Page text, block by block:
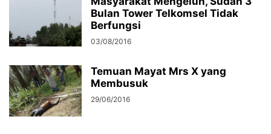
Bulan Tower Telkomsel Tidak
Berfungsi
03/08/2016
Temuan Mayat Mrs X yang
Membusuk
29/06/2016